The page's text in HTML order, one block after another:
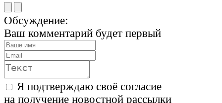
Обсуждение:
Ваш комментарий будет первый
Я подтверждаю своё согласие
на получение новостной рассылки